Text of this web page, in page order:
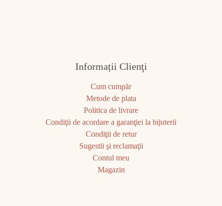
Informații Clienţi
Cum cumpăr
Metode de plata
Politica de livrare
Condiţii de acordare a garanţiei la bijuterii
Condiţii de retur
Sugestii şi reclamaţii
Contul meu
Magazin